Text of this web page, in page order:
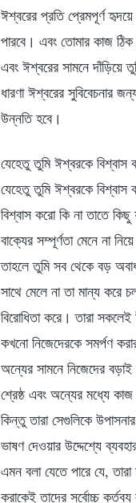
ঈশ্বরের প্রতি প্রেমপূর্ণ
পারবে। এবং তোমার কাজ
এবং ঈশ্বরের সামনে
ধারণা ঈশ্বরের সুবিবেচনার
উন্নতি হবে।
যেহেতু তুমি ঈশ্বরকে
যেহেতু তুমি ঈশ্বরকে
বিশ্বাস করো কি না তাতে
বাক্যের সম্পূর্ণতা মেনে না
তাহলে তুমি সব থেকে বড়
সাথে মেলে না তা মান্য করে
বিরোধিতা করে। তারা
কখনো নিজেদেরকে সমর্পণ
অন্যের সামনে নিজেদের
শ্রেষ্ঠ এবং অন্যের মধ্যে কাজ
কিন্তু তারা সেগুলিকে
ভাষণ দেওয়ার উদ্দেশ্যে
এমন বলা যেতে পারে যে,
করাকেই তাদের সর্বোচ্চ